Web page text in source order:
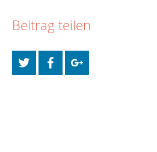
Beitrag teilen